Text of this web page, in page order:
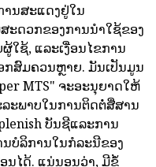
ານສະແດງຢູ່ໃນ
ະດວກຂອງການນໍາໃຊ້ຂອງ
ໃຊ້, ແລະເງື່ອນໄຂການ
ກສົມຄວນຫຼາຍ. ມັນເປັນມູນ
MTS" ຈະອະນຸຍາດໃຫ້
ະພາບໃນການຕິດຕໍ່ສື່ສານ
ບັນຊີແລະການ
ບໍລິການໃນກໍລະນີຂອງ
ນໄດ້. ແນ່ນອນວ່າ, ມີຂໍ້